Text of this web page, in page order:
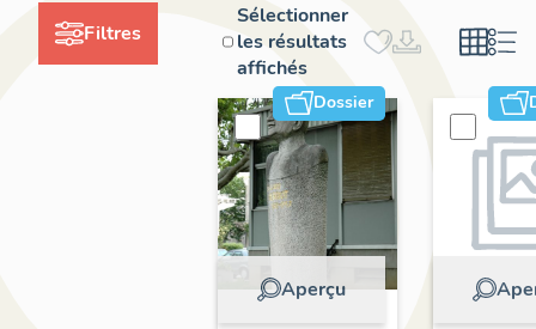
Filtres
Sélectionner
les résultats
affichés
Dossier
Aperçu